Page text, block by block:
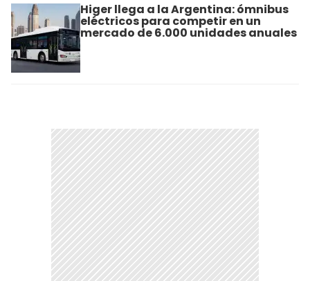
Higer llega a la Argentina: ómnibus
eléctricos para competir en un
mercado de 6.000 unidades anuales